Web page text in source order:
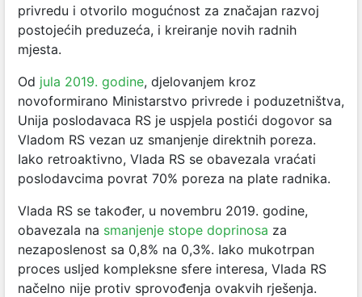
privredu i otvorilo mogućnost za značajan razvoj
postojećih preduzeća, i kreiranje novih radnih
mjesta.
Od jula 2019. godine, djelovanjem kroz
novoformirano Ministarstvo privrede i poduzetništva,
Unija poslodavaca RS je uspjela postići dogovor sa
Vladom RS vezan uz smanjenje direktnih poreza.
Iako retroaktivno, Vlada RS se obavezala vraćati
poslodavcima povrat 70% poreza na plate radnika.
Vlada RS se također, u novembru 2019. godine,
obavezala na smanjenje stope doprinosa za
nezaposlenost sa 0,8% na 0,3%. Iako mukotrpan
proces usljed kompleksne sfere interesa, Vlada RS
načelno nije protiv sprovođenja ovakvih rješenja.